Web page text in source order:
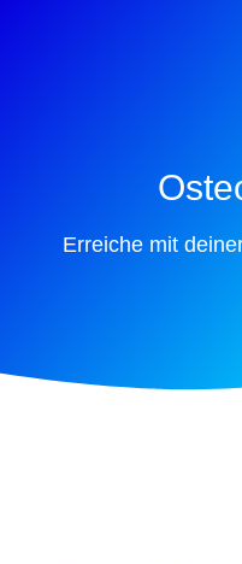
Erreiche mit